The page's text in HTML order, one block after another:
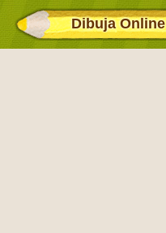
Dibuja Online